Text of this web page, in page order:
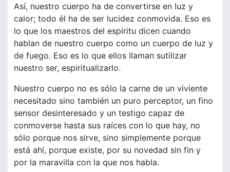
Así, nuestro cuerpo ha de convertirse en luz y
calor; todo él ha de ser lucidez conmovida. Eso es
lo que los maestros del espíritu dicen cuando
hablan de nuestro cuerpo como un cuerpo de luz y
de fuego. Eso es lo que ellos llaman sutilizar
nuestro ser, espiritualizarlo.
Nuestro cuerpo no es sólo la carne de un viviente
necesitado sino también un puro perceptor, un fino
sensor desinteresado y un testigo capaz de
conmoverse hasta sus raíces con lo que hay, no
sólo porque nos sirve, sino simplemente porque
está ahí, porque existe, por su novedad sin fin y
por la maravilla con la que nos habla.